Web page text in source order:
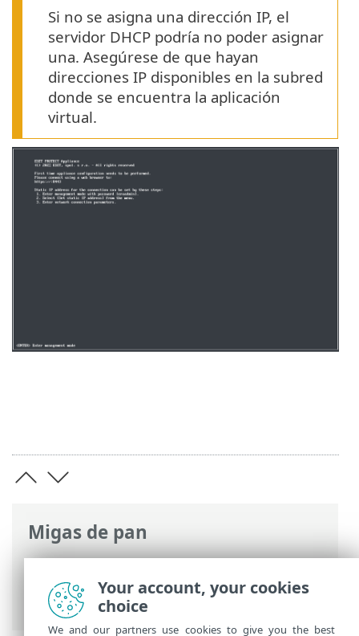
Migas de pan
Ayuda en línea de ESET>ESET PROTECT
On-Prem
>Implementación del aparato
virtual de ESET PROTECT
> Citrix
Si no se asigna una dirección IP, el
servidor DHCP podría no poder asignar
una. Asegúrese de que hayan
direcciones IP disponibles en la subred
donde se encuentra la aplicación
virtual.
Your account, your cookies
choice
We and our partners use cookies to give you the best